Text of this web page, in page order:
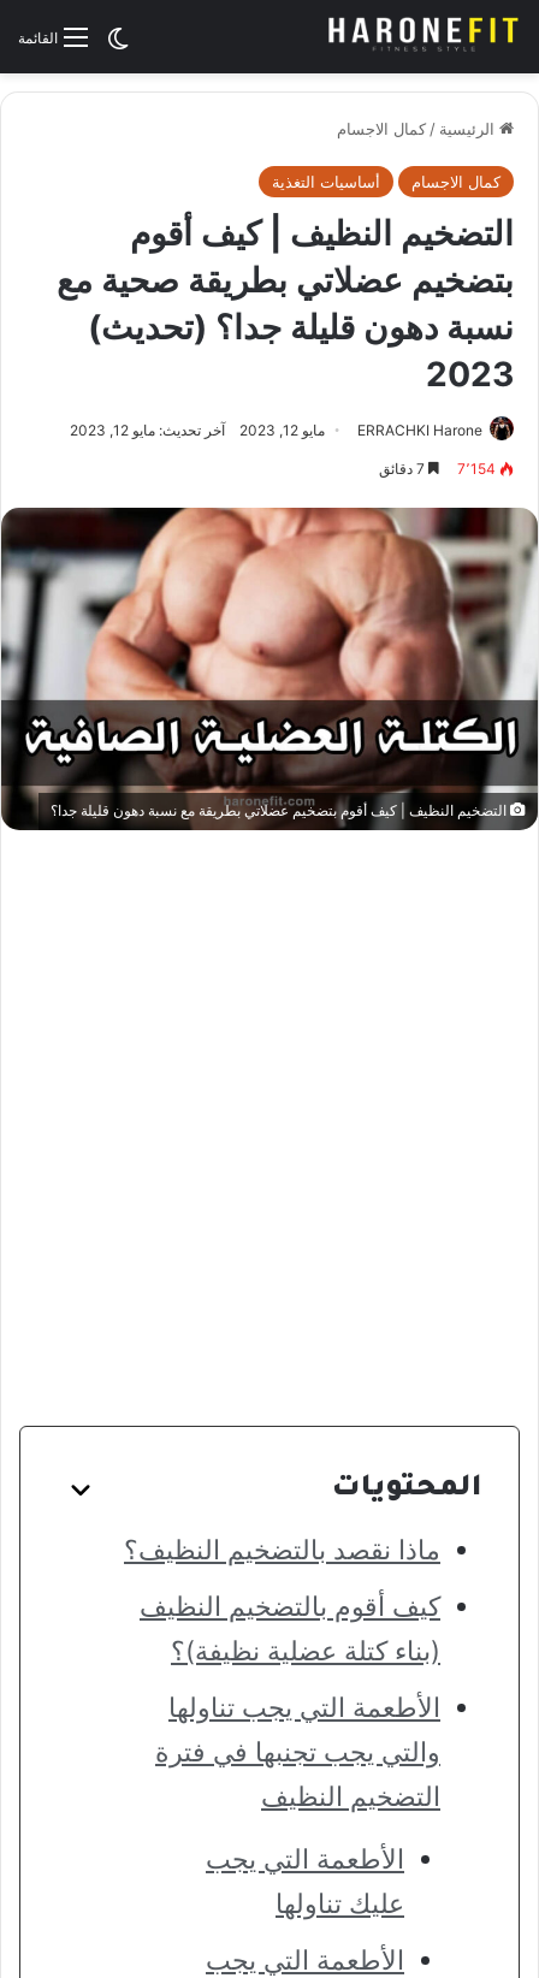
القائمةالوضع
الرئيسية / كمال الاجسام
كمال الاجسام أساسيات التغذية
التضخيم النظيف | كيف أقوم
بتضخيم عضلاتي بطريقة صحية مع
نسبة دهون قليلة جدا؟ (تحديث)
2023
ERRACHKI Harone مايو 12, 2023 آخر تحديث: مايو 12, 2023
7٬154
التضخيم النظيف | كيف أقوم بتضخيم عضلاتي بطريقة مع نسبة دهون قليلة جدا؟
المحتويات
ماذا نقصد بالتضخيم النظيف؟
كيف أقوم بالتضخيم النظيف
(بناء كتلة عضلية نظيفة)؟
الأطعمة التي يجب تناولها
والتي يجب تجنبها في فترة
التضخيم النظيف
الأطعمة التي يجب
عليك تناولها
الأطعمة التي يجب